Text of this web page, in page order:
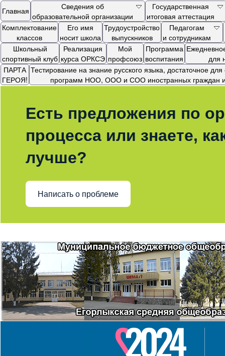
Главная
Сведения об
образовательной организации
Государственная
итоговая аттестация
Комплектование
классов
Его имя
носит школа
Трудоустройство
выпускников
Педагогам
и сотрудникам
Школьный
спортивный клуб
Реализация
курса ОРКСЭ
Мой
профсоюз
Программа
воспитания
для
ПАРТА
ГЕРОЯ!
Тестирование на знание русского языка, достаточное
программ НОО, ООО и СОО иностранных граждан и
Есть предложения по
процесса или знаете,
лучше?
Написать о проблеме